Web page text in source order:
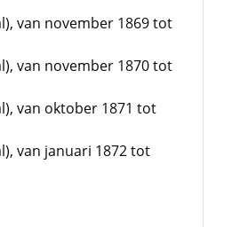
van november 1869 tot
van november 1870 tot
van oktober 1871 tot
van januari 1872 tot